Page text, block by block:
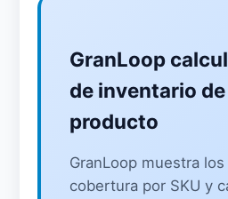
GranLoop
de inventario
producto
GranLoop muestra
cobertura por SKU y